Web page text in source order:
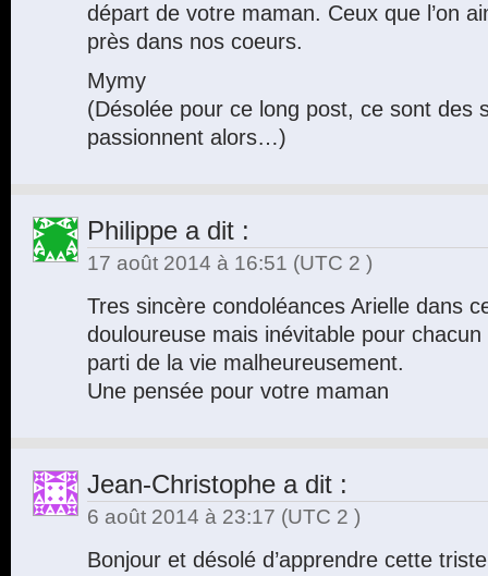
départ de votre maman. Ceux que l’on
près dans nos coeurs.
Mymy
(Désolée pour ce long post, ce sont des
passionnent alors…)
Philippe a dit :
17 août 2014 à 16:51 (UTC 2 )
Tres sincère condoléances Arielle dans
douloureuse mais inévitable pour
parti de la vie malheureusement.
Une pensée pour votre maman
Jean-Christophe a dit :
6 août 2014 à 23:17 (UTC 2 )
Bonjour et désolé d’apprendre cette